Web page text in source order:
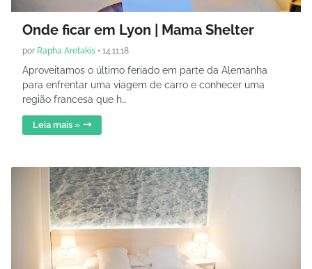
Onde ficar em Lyon | Mama Shelter
por Rapha Aretakis • 14.11.18
Aproveitamos o último feriado em parte da Alemanha
para enfrentar uma viagem de carro e conhecer uma
região francesa que h…
Leia mais »